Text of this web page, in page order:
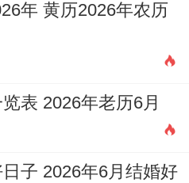
向于有强烈的主导欲
系紧张与互相不信
年 黄历2026年农历
表 2026年老历6月
子 2026年6月结婚好